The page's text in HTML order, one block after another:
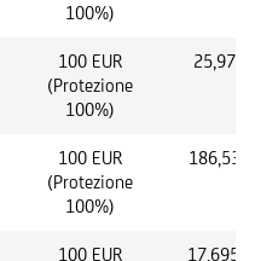
100%)
100 EUR
(Protezione
100%)
25,97
100 EUR
(Protezione
100%)
186,53
100 EUR
17,695